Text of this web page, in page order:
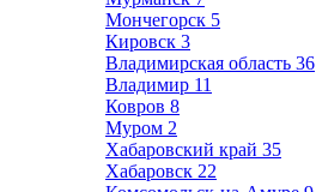
Мончегорск 5
Кировск 3
Владимирская область 36
Владимир 11
Ковров 8
Муром 2
Хабаровский край 35
Хабаровск 22